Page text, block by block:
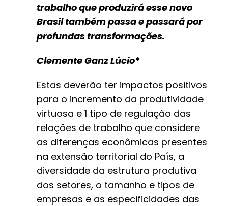
trabalho que produzirá esse novo
Brasil também passa e passará por
profundas transformações.
Clemente Ganz Lúcio*
Estas deverão ter impactos positivos
para o incremento da produtividade
virtuosa e 1 tipo de regulação das
relações de trabalho que considere
as diferenças econômicas presentes
na extensão territorial do País, a
diversidade da estrutura produtiva
dos setores, o tamanho e tipos de
empresas e as especificidades das